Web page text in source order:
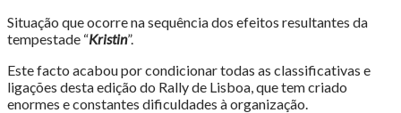
Situação que ocorre na sequência dos efeitos resultantes da
tempestade “Kristin”.
Este facto acabou por condicionar todas as classificativas e
ligações desta edição do Rally de Lisboa, que tem criado
enormes e constantes dificuldades à organização.